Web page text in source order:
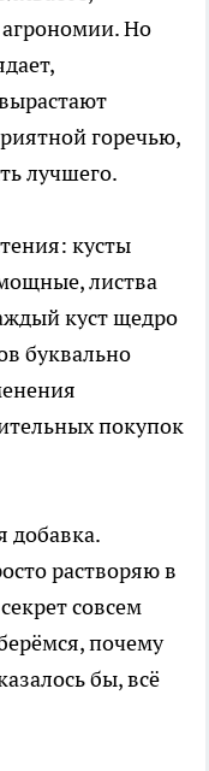
Но
горечью,
лучшего.
кусты
листва
куст щедро
буквально
покупок
добавка.
растворяю в
совсем
почему
бы, всё